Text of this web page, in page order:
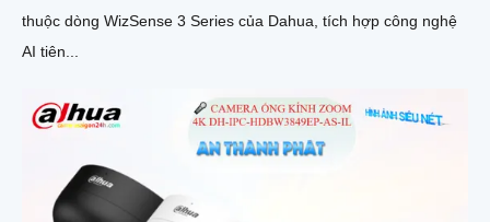
thuộc dòng WizSense 3 Series của Dahua, tích hợp công nghệ
AI tiên...